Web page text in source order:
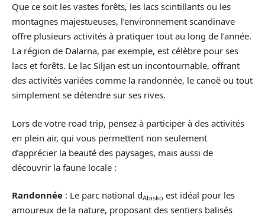
Que ce soit les vastes forêts, les lacs scintillants ou les
montagnes majestueuses, l’environnement scandinave
offre plusieurs activités à pratiquer tout au long de l’année.
La région de Dalarna, par exemple, est célèbre pour ses
lacs et forêts. Le lac Siljan est un incontournable, offrant
des activités variées comme la randonnée, le canoë ou tout
simplement se détendre sur ses rives.
Lors de votre road trip, pensez à participer à des activités
en plein air, qui vous permettent non seulement
d’apprécier la beauté des paysages, mais aussi de
découvrir la faune locale :
Randonnée : Le parc national dAbisko est idéal pour les
amoureux de la nature, proposant des sentiers balisés